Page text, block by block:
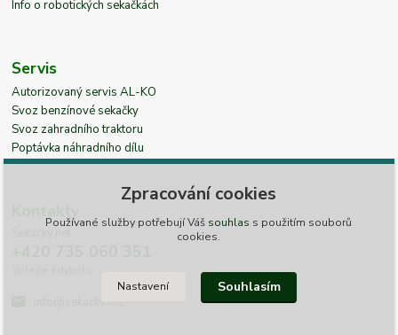
Info o robotických sekačkách
Servis
Autorizovaný servis AL-KO
Svoz benzínové sekačky
Svoz zahradního traktoru
Poptávka náhradního dílu
info@sekacky.net
Zpracování cookies
Používané služby potřebují Váš souhlas s použitím souborů
cookies.
Nastavení Souhlasím